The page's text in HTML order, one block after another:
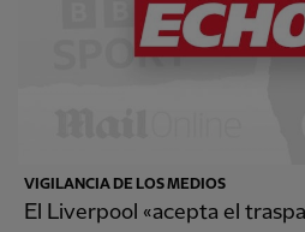
VIGILANCIA DE LOS MEDIOS
El Liverpool «acepta el